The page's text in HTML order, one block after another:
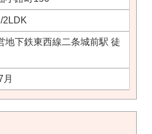
2LDK
地下鉄東西線二条城前駅 徒
月